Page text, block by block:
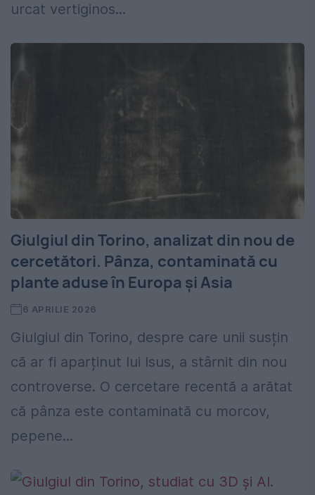
urcat vertiginos...
Giulgiul din Torino, analizat din nou de
cercetători. Pânza, contaminată cu
plante aduse în Europa și Asia
6 APRILIE 2026
Giulgiul din Torino, despre care unii susțin
că ar fi aparținut lui Isus, a stârnit din nou
controverse. O cercetare recentă a arătat
că pânza este contaminată cu morcov,
pepene...